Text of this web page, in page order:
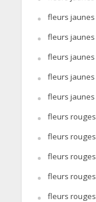
fleurs jaunes
fleurs jaunes
fleurs jaunes
fleurs jaunes
fleurs jaunes
fleurs rouges
fleurs rouges
fleurs rouges
fleurs rouges
fleurs rouges